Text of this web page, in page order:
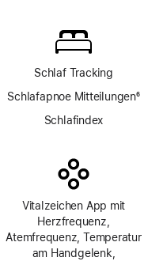
Schlaf Tracking
Schlafapnoe Mitteilungen6
Schlafindex
Vitalzeichen App mit
Herzfrequenz,
Atemfrequenz, Temperatur
am Handgelenk,